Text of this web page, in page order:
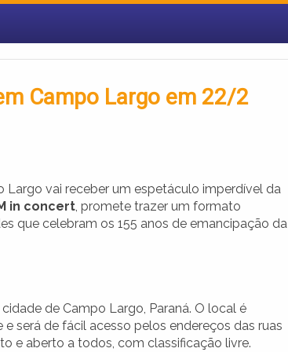
Campo Largo em 22/2
Largo vai receber um espetáculo imperdível da
in concert, promete trazer um formato
que celebram os 155 anos de emancipação da
de Campo Largo, Paraná. O local é
será de fácil acesso pelos endereços das ruas
e aberto a todos, com classificação livre.